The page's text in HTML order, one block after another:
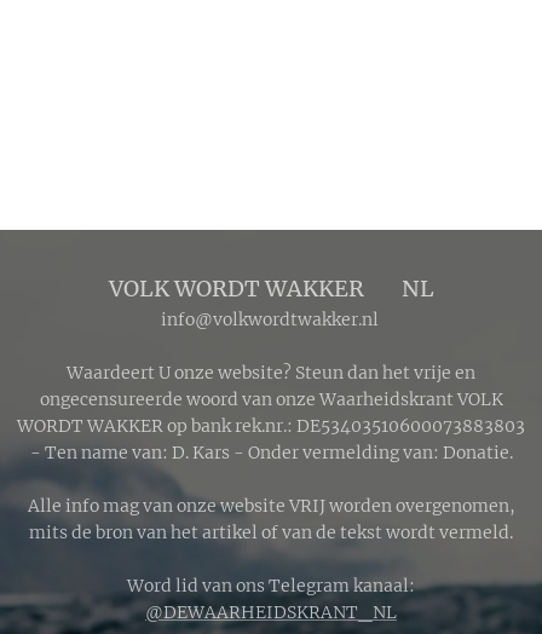
VOLK WORDT WAKKER 🔴 NL
info@volkwordtwakker.nl
Waardeert U onze website? Steun dan het vrije en
ongecensureerde woord van onze Waarheidskrant VOLK
WORDT WAKKER op bank rek.nr.: DE53403510600073883803
- Ten name van: D. Kars - Onder vermelding van: Donatie.
Alle info mag van onze website VRIJ worden overgenomen,
mits de bron van het artikel of van de tekst wordt vermeld.
Word lid van ons Telegram kanaal:
@DEWAARHEIDSKRANT_NL